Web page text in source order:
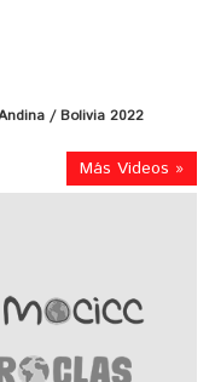
/ Bolivia 2022
Más Videos »